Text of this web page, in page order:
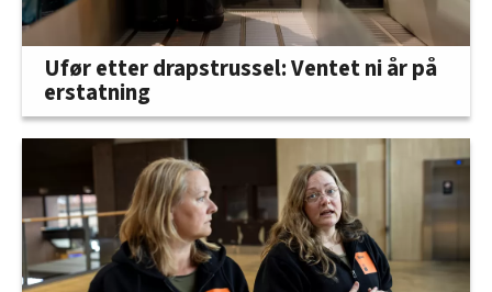
Ufør etter drapstrussel: Ventet ni år på
erstatning